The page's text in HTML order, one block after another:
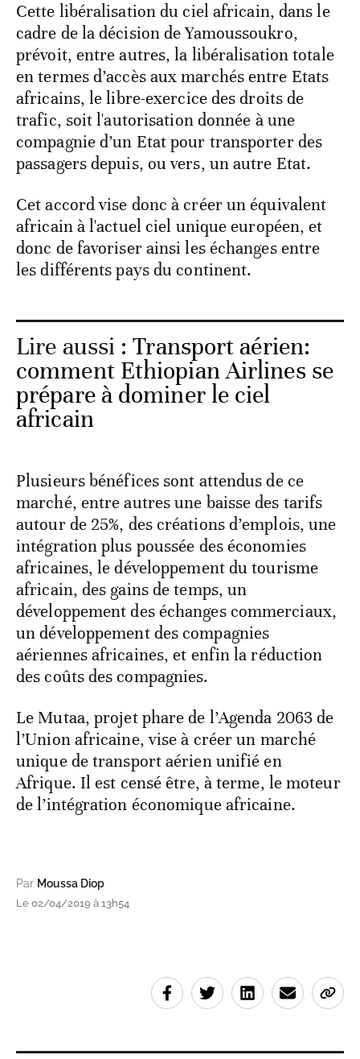
Cette libéralisation du ciel africain, dans le
cadre de la décision de Yamoussoukro,
prévoit, entre autres, la libéralisation totale
en termes d’accès aux marchés entre Etats
africains, le libre-exercice des droits de
trafic, soit l'autorisation donnée à une
compagnie d’un Etat pour transporter des
passagers depuis, ou vers, un autre Etat.
Cet accord vise donc à créer un équivalent
africain à l'actuel ciel unique européen, et
donc de favoriser ainsi les échanges entre
les différents pays du continent.
Lire aussi :Transport aérien:
comment Ethiopian Airlines se
prépare à dominer le ciel
africain
Plusieurs bénéfices sont attendus de ce
marché, entre autres une baisse des tarifs
autour de 25%, des créations d’emplois, une
intégration plus poussée des économies
africaines, le développement du tourisme
africain, des gains de temps, un
développement des échanges commerciaux,
un développement des compagnies
aériennes africaines, et enfin la réduction
des coûts des compagnies.
Le Mutaa, projet phare de l’Agenda 2063 de
l’Union africaine, vise à créer un marché
unique de transport aérien unifié en
Afrique. Il est censé être, à terme, le moteur
de l’intégration économique africaine.
Par Moussa Diop
Le 02/04/2019 à 13h54